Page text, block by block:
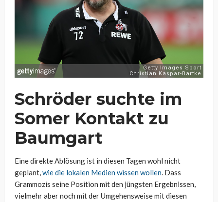
Schröder suchte im
Somer Kontakt zu
Baumgart
Eine direkte Ablösung ist in diesen Tagen wohl nicht
geplant,wie die lokalen Medien wissen wollen. Dass
Grammozis seine Position mit den jüngsten Ergebnissen,
vielmehr aber noch mit der Umgehensweise mit diesen